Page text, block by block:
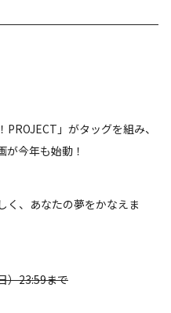
」がタッグを組み、
今年も始動！
く、あなたの夢をかなえま
）23:59まで